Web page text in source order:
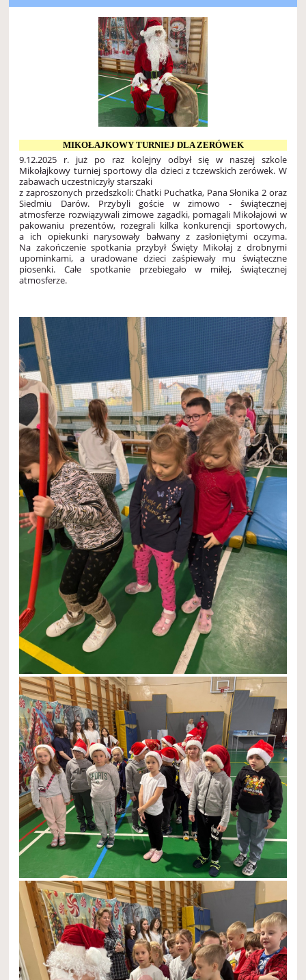
MIKOŁAJKOWY TURNIEJ DLA ZERÓWEK
9.12.2025 r. już po raz kolejny odbył się w naszej szkole
Mikołajkowy turniej sportowy dla dzieci z tczewskich zerówek. W
zabawach uczestniczyły starszaki
z zaproszonych przedszkoli: Chatki Puchatka, Pana Słonika 2 oraz
Siedmiu Darów. Przybyli goście w zimowo - świątecznej
atmosferze rozwiązywali zimowe zagadki, pomagali Mikołajowi w
pakowaniu prezentów, rozegrali kilka konkurencji sportowych,
a ich opiekunki narysowały bałwany z zasłoniętymi oczyma.
Na zakończenie spotkania przybył Święty Mikołaj z drobnymi
upominkami, a uradowane dzieci zaśpiewały mu świąteczne
piosenki. Całe spotkanie przebiegało w miłej, świątecznej
atmosferze.